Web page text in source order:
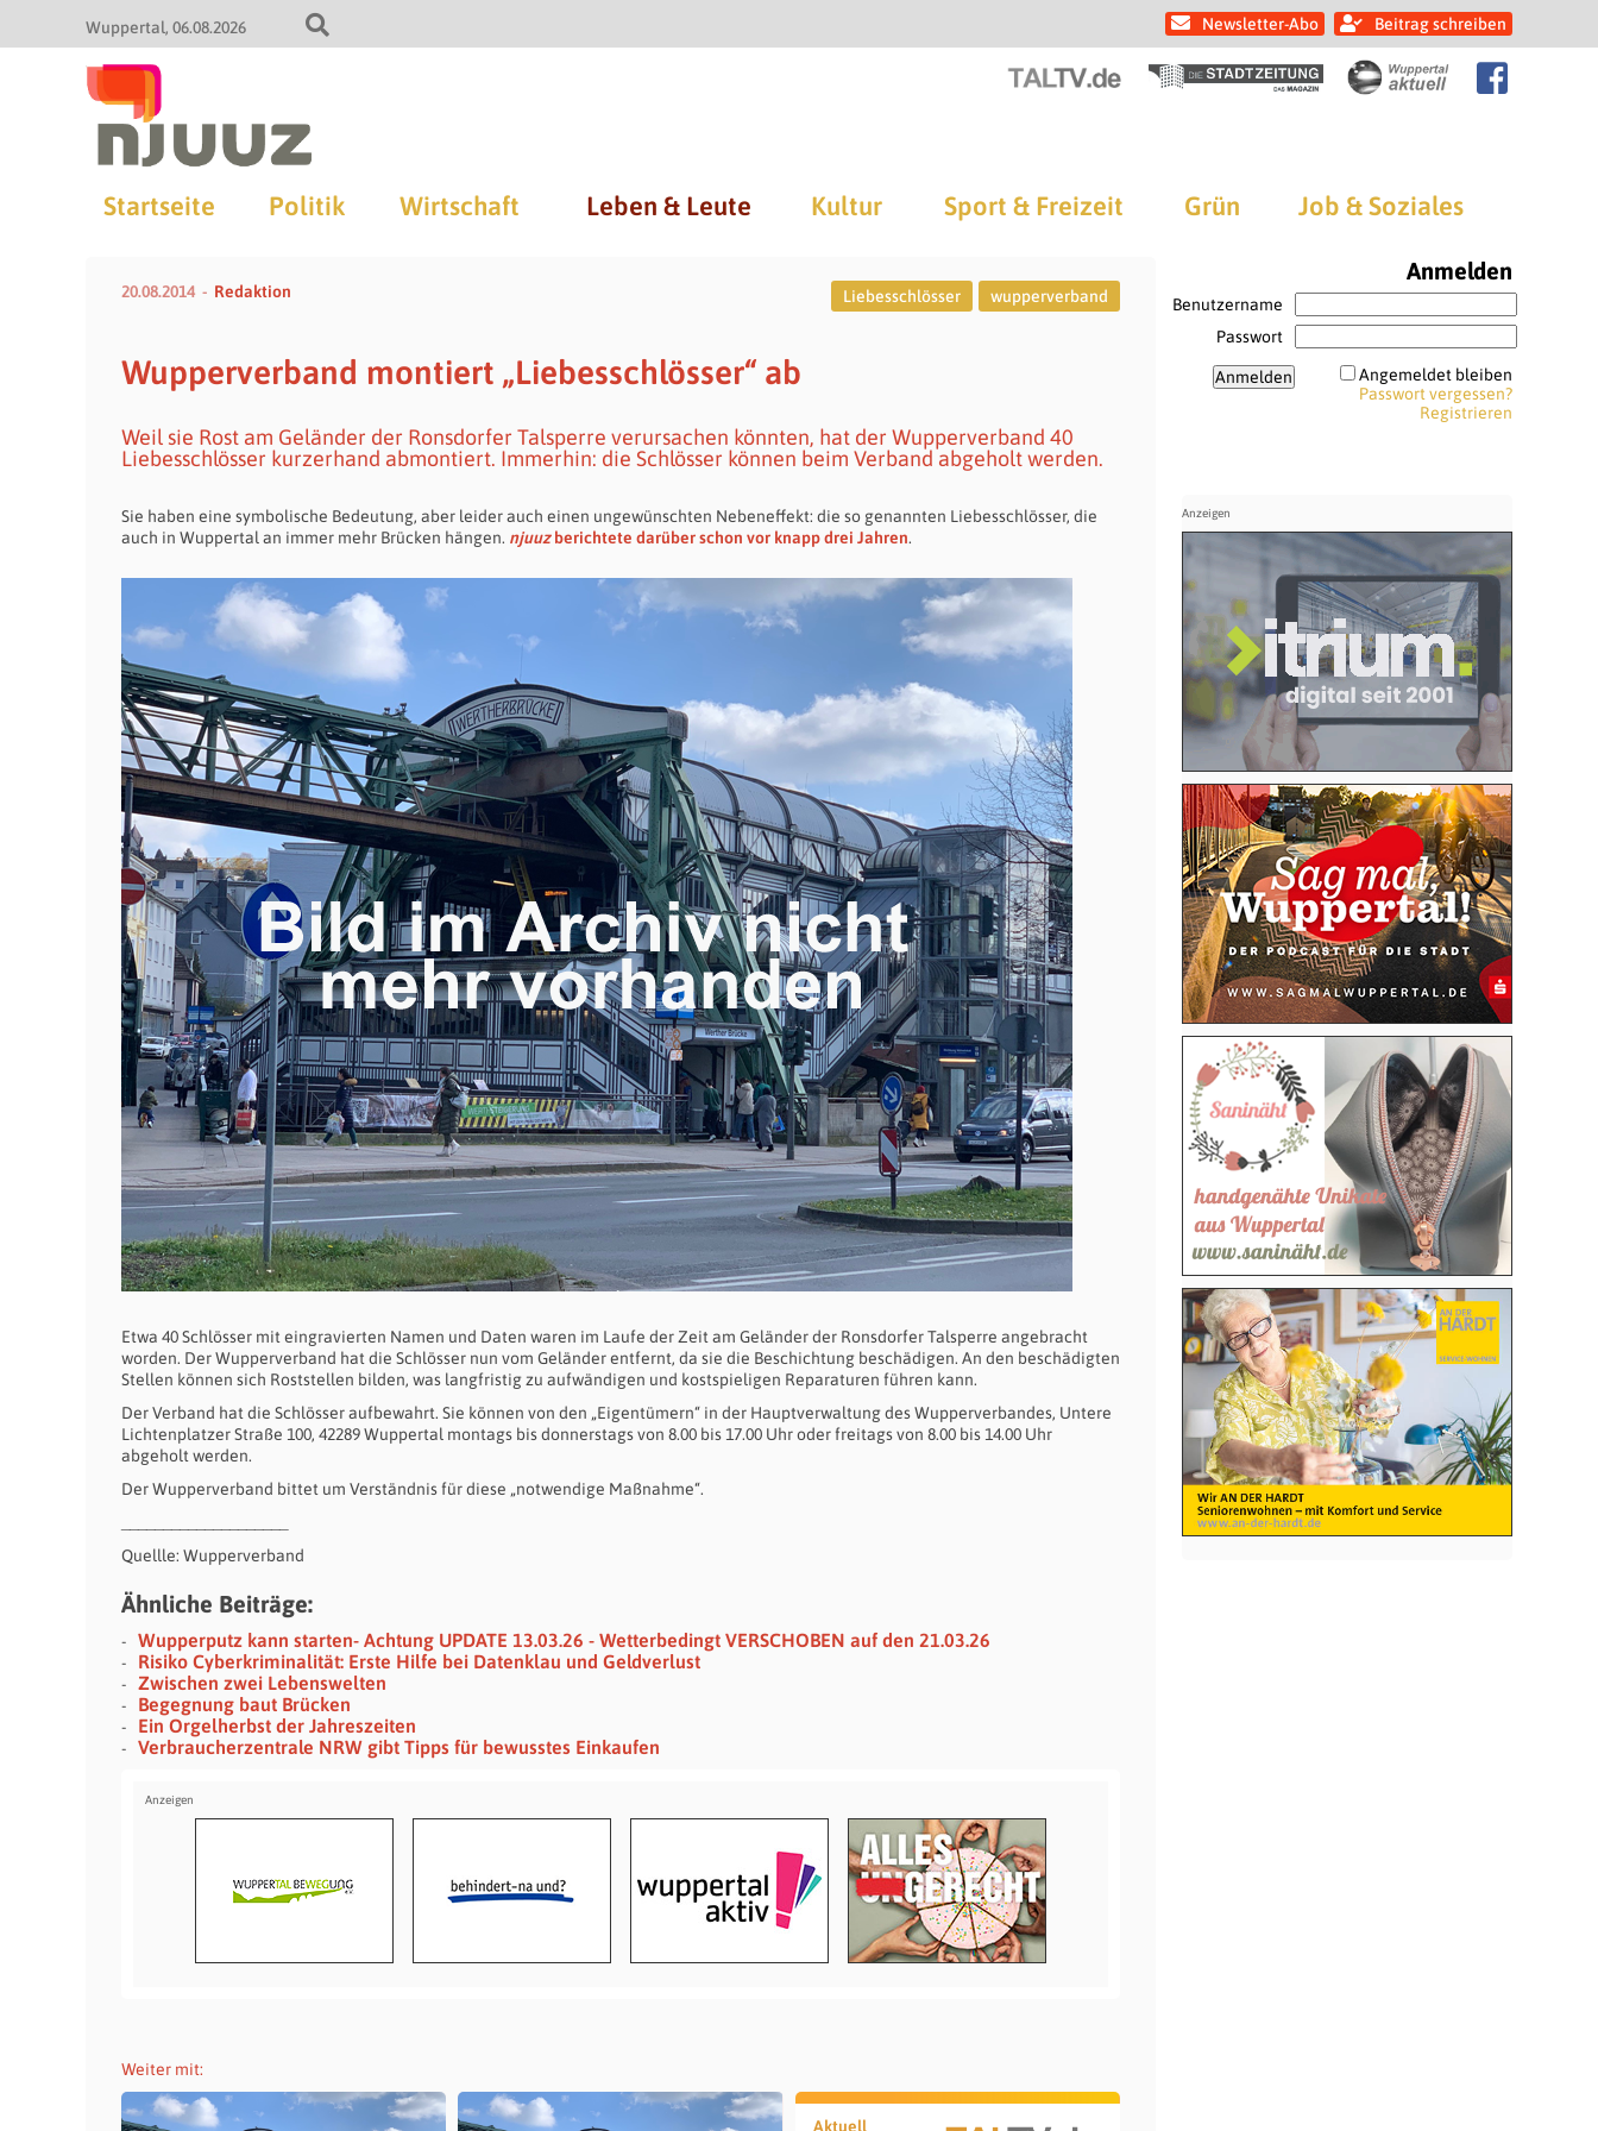
Wuppertal 06.08.2026 Newsletter-Abo Beitrag schreiben
Startseite Politik Wirtschaft Leben & Leute Kultur Sport & Freizeit Grün Job & Soziales
20.08.2014 Redaktion Liebesschlösser wupperverband
Wupperverband montiert „Liebesschlösser“ ab
Weil sie Rost am Geländer der Ronsdorfer Talsperre verursachen könnten, hat der Wupperverband 40
Liebesschlösser kurzerhand abmontiert. Immerhin: die Schlösser können beim Verband abgeholt werden.
Sie haben eine symbolische Bedeutung, aber leider auch einen ungewünschten Nebeneffekt: die so genannten Liebesschlösser, die
auch in Wuppertal an immer mehr Brücken hängen. njuuzberichtete darüber schon vor knapp drei Jahren.
Etwa 40 Schlösser mit eingravierten Namen und Daten waren im Laufe der Zeit am Geländer der Ronsdorfer Talsperre angebracht
worden. Der Wupperverband hat die Schlösser nun vom Geländer entfernt, da sie die Beschichtung beschädigen. An den beschädigten
Stellen können sich Roststellen bilden, was langfristig zu aufwändigen und kostspieligen Reparaturen führen kann.
Der Verband hat die Schlösser aufbewahrt. Sie können von den „Eigentümern“ in der Hauptverwaltung des Wupperverbandes, Untere
Lichtenplatzer Straße 100, 42289 Wuppertal montags bis donnerstags von 8.00 bis 17.00 Uhr oder freitags von 8.00 bis 14.00 Uhr
abgeholt werden.
Der Wupperverband bittet um Verständnis für diese „notwendige Maßnahme“.
Quellle: Wupperverband
Ähnliche Beiträge:
Wupperputz kann starten- Achtung UPDATE 13.03.26 - Wetterbedingt VERSCHOBEN auf den 21.03.26
Risiko Cyberkriminalität: Erste Hilfe bei Datenklau und Geldverlust
Zwischen zwei Lebenswelten
Begegnung baut Brücken
Ein Orgelherbst der Jahreszeiten
Verbraucherzentrale NRW gibt Tipps für bewusstes Einkaufen
Weiter mit:
Aktuell
Anmelden
Benutzername
Passwort
Angemeldet bleiben
Passwort vergessen?
Registrieren